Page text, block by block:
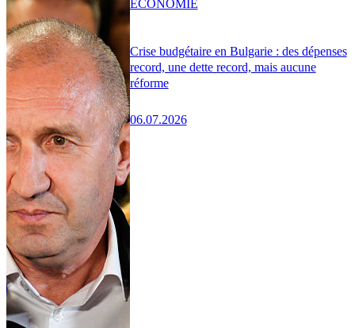
Crise budgétaire en Bulgarie : des dépenses
record, une dette record, mais aucune
réforme
06.07.2026
ÉCONOMIE